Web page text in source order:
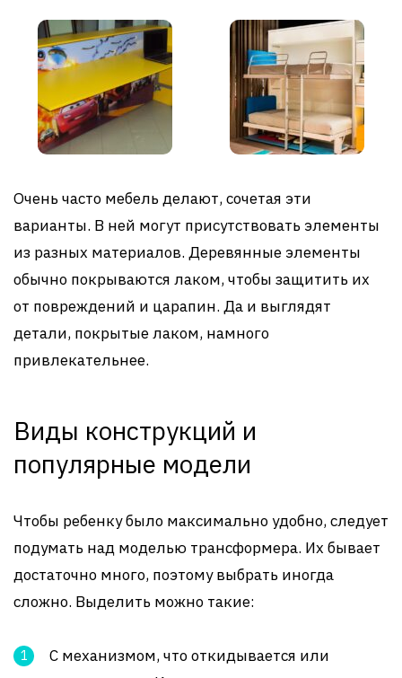
Очень часто мебель делают, сочетая эти
варианты. В ней могут присутствовать элементы
из разных материалов. Деревянные элементы
обычно покрываются лаком, чтобы защитить их
от повреждений и царапин. Да и выглядят
детали, покрытые лаком, намного
привлекательнее.
Виды конструкций и
популярные модели
Чтобы ребенку было максимально удобно, следует
подумать над моделью трансформера. Их бывает
достаточно много, поэтому выбрать иногда
сложно. Выделить можно такие:
С механизмом, что откидывается или